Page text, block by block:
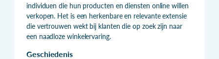
individuen die hun producten en diensten online willen
verkopen. Het is een herkenbare en relevante extensie
die vertrouwen wekt bij klanten die op zoek zijn naar
een naadloze winkelervaring.
Geschiedenis